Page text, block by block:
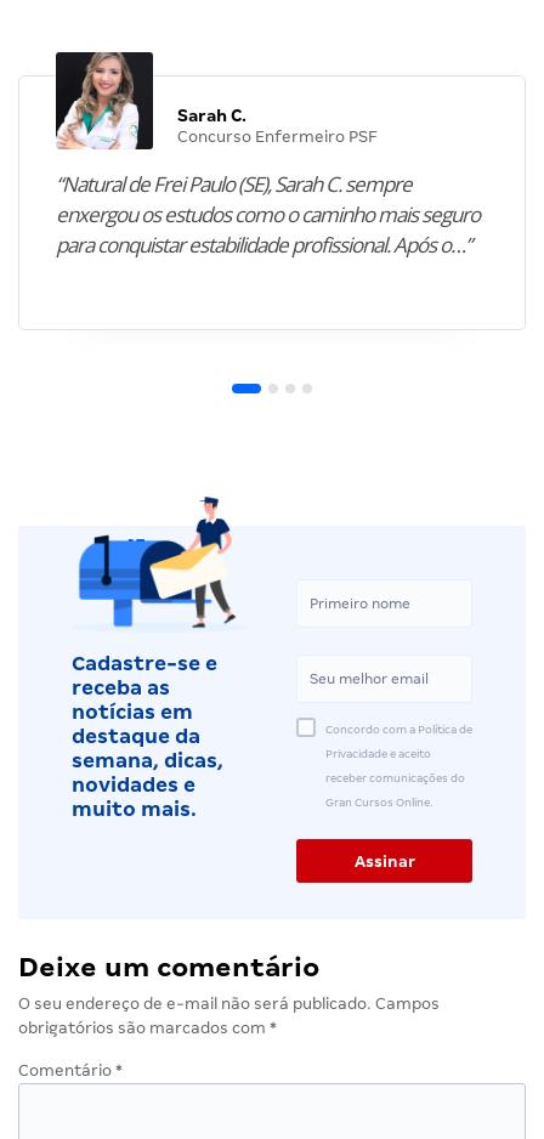
Sarah C.
Concurso Enfermeiro PSF
“Natural de Frei Paulo (SE), Sarah C. sempre
enxergou os estudos como o caminho mais seguro
para conquistar estabilidade profissional. Após o…”
Cadastre-se e
receba as
notícias em
destaque da
semana, dicas,
novidades e
muito mais.
Concordo com a Política de
Privacidade e aceito
receber comunicações do
Gran Cursos Online.
Deixe um comentário
O seu endereço de e-mail não será publicado. Campos
obrigatórios são marcados com *
Comentário *